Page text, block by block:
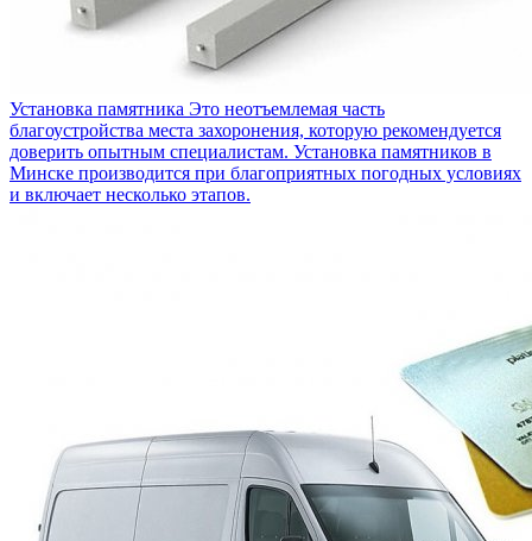
Установка памятника Это неотъемлемая часть
благоустройства места захоронения, которую рекомендуется
доверить опытным специалистам. Установка памятников в
Минске производится при благоприятных погодных условиях
и включает несколько этапов.